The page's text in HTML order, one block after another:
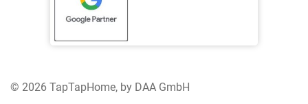
50,2 Hertz: Änderungen am Wechselrichter
50,2 Hertz: Wer trägt die Kosten?
Anschlussmöglichkeiten an die PV-Anlage
Marktübersicht Blei-Speicher (AC)
© 2026 TapTapHome, by DAA GmbH